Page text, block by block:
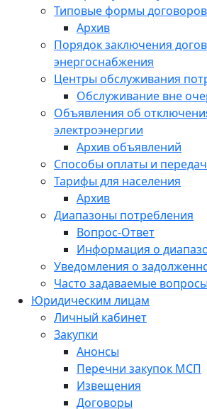
Типовые формы договоров
Архив
Порядок заключения
энергоснабжения
Центры обслуживания
Обслуживание вне
Объявления об
электроэнергии
Архив объявлений
Способы оплаты и
Тарифы для населения
Архив
Диапазоны потребления
Вопрос-Ответ
Информация о
Уведомления о
Часто задаваемые вопросы
Юридическим лицам
Личный кабинет
Закупки
Анонсы
Перечни закупок МСП
Извещения
Договоры